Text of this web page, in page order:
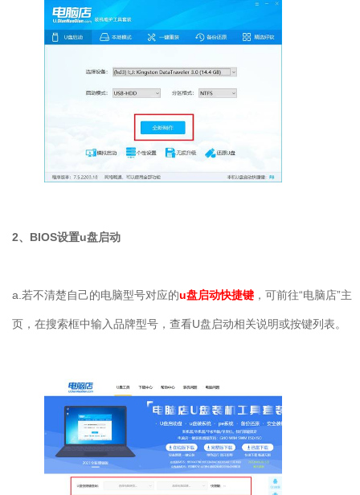
2、 BIOS设置u盘启动
a.若不清楚自己的电脑型号对应的u盘启动快捷键 ，可前往“电脑店”主
页，在搜索框中输入品牌型号，查看U盘启动相关说明或按键列表。